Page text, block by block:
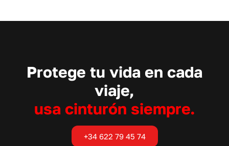
Protege tu vida en cada
viaje,
usa cinturón siempre.
+34 622 79 45 74